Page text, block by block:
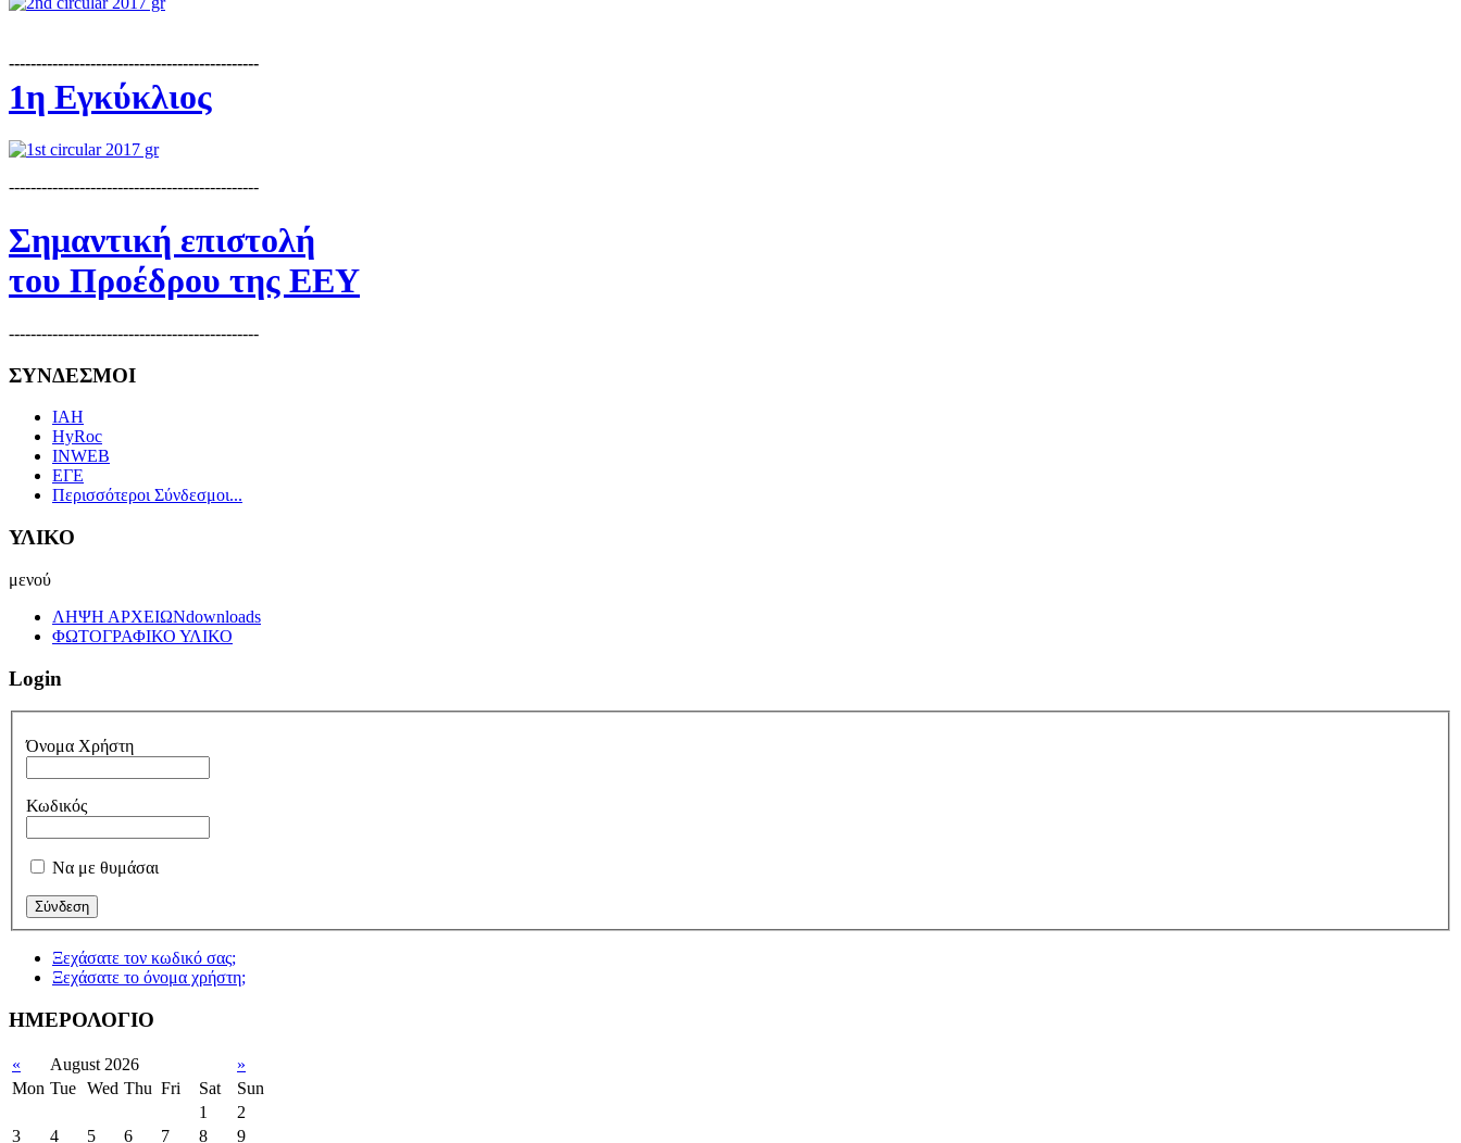
----------------------------------------------
1η Εγκύκλιος
----------------------------------------------
Σημαντική επιστολή
του Προέδρου της ΕΕΥ
----------------------------------------------
ΣΥΝΔΕΣΜΟΙ
IAH
HyRoc
INWEB
ΕΓΕ
Περισσότεροι Σύνδεσμοι...
ΥΛΙΚΟ
μενού
ΛΗΨΗ ΑΡΧΕΙΩΝdownloads
ΦΩΤΟΓΡΑΦΙΚΟ ΥΛΙΚΟ
Login
Όνομα Χρήστη
Κωδικός
Να με θυμάσαι
Ξεχάσατε τον κωδικό σας;
Ξεχάσατε το όνομα χρήστη;
ΗΜΕΡΟΛΟΓΙΟ
« August 2026
»
Mon Tue Wed Thu Fri Sat
Sun
1
2
3
4 5 6 7 8
9